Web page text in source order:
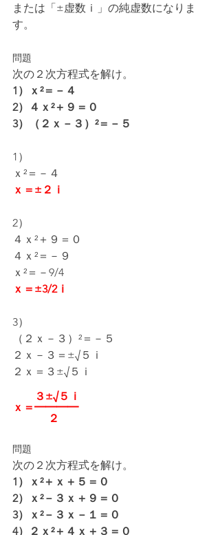
または「±虚数ｉ」の純虚数になりま
す。
問題
次の２次方程式を解け。
1）ｘ²＝－４
2）４ｘ²＋９＝０
3）（２ｘ－３）²＝－５
1）
ｘ²＝－４
ｘ＝±２ｉ
2）
４ｘ²＋９＝０
４ｘ²＝－９
ｘ²＝－9/4
ｘ＝±3/2ｉ
3）
（２ｘ－３）²＝－５
２ｘ－３＝±√５ｉ
２ｘ＝３±√５ｉ
３±√５ｉ
ｘ＝━━━━
２
問題
次の２次方程式を解け。
1）ｘ²＋ｘ＋５＝０
2）ｘ²－３ｘ＋９＝０
3）ｘ²－３ｘ－１＝０
4）２ｘ²＋４ｘ＋３＝０